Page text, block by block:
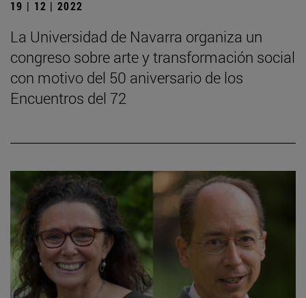
19 | 12 | 2022
La Universidad de Navarra organiza un
congreso sobre arte y transformación social
con motivo del 50 aniversario de los
Encuentros del 72